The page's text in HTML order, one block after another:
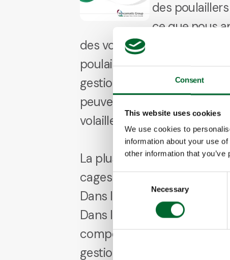
Consent
This website uses cookies
We use cookies to
information about your use
other information that
Necessary
des poulaillers
ce que nous
des volailles ». Grâce à de
poulaillers et à de bonnes
gestion des volailles, les
peuvent accueillir une
volailles sans cage.
La plus grande différence
cages et l’élevage sans
Dans les cages, l’éleveur
Dans les systèmes sans
comportement des
gestion. Vous devez